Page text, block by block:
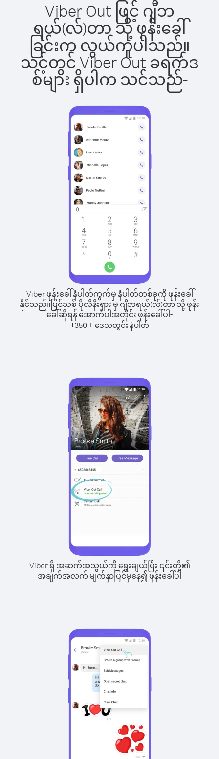
Viber Out ဖြင့် ဂျီဘ
ရယ်(လ်)တာ သို့ ဖုန်းခေါ်
ခြင်းက လွယ်ကူပါသည်။
သင့်တွင် Viber Out ခရက်ဒ
စ်များ ရှိပါက သင်သည်-
Viber ဖုန်းခေါ်နံပါတ်ကွက်မှ နံပါတ်တစ်ခုကို ဖုန်းခေါ်
နိုင်သည်။ ပြင်သစ် ပိုလီနီးရှား မှ ဂျီဘရယ်(လ်)တာ သို့ ဖုန်း
ခေါ်ဆိုရန် အောက်ပါအတိုင်း ဖုန်းခေါ်ပါ-
+350+ ဒေသတွင်း နံပါတ်
Viber ရှိ အဆက်အသွယ်ကို ရွေးချယ်ပြီး ၎င်းတို့၏
အချက်အလက် မျက်နှာပြင်မှနေ၍ ဖုန်းခေါ်ပါ